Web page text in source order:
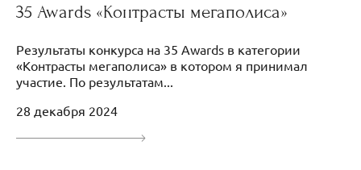
35 Awards «Контрасты мегаполиса»
Результаты конкурса на 35 Awards в категории
«Контрасты мегаполиса» в котором я принимал
участие. По результатам...
28 декабря 2024